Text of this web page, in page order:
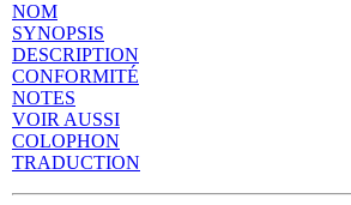
NOM
SYNOPSIS
DESCRIPTION
CONFORMITÉ
NOTES
VOIR AUSSI
COLOPHON
TRADUCTION